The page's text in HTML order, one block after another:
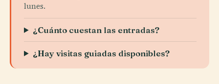
lunes.
¿Cuánto cuestan las entradas?
¿Hay visitas guiadas disponibles?